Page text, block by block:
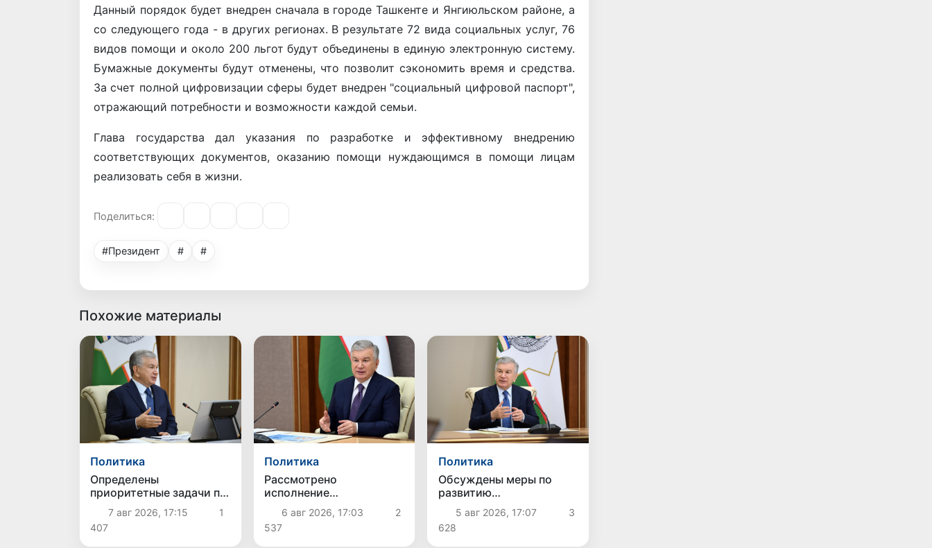
Данный порядок будет внедрен сначала в городе Ташкенте и Янгиюльском районе, а
со следующего года - в других регионах. В результате 72 вида социальных услуг, 76
видов помощи и около 200 льгот будут объединены в единую электронную систему.
Бумажные документы будут отменены, что позволит сэкономить время и средства.
За счет полной цифровизации сферы будет внедрен "социальный цифровой паспорт",
отражающий потребности и возможности каждой семьи.
Глава государства дал указания по разработке и эффективному внедрению
соответствующих документов, оказанию помощи нуждающимся в помощи лицам
реализовать себя в жизни.
Поделиться:
#Президент # #
Похожие материалы
Политика
Определены
приоритетные задачи по
развитию экосистемы
искусственного
интеллекта
7 авг 2026, 17:15
1
407
Политика
Рассмотрено
исполнение
приоритетных задач в
энергетической отрасли
6 авг 2026, 17:03
2
537
Политика
Обсуждены меры по
развитию
животноводства и
птицеводства
5 авг 2026, 17:07
3
628